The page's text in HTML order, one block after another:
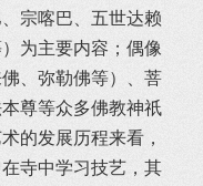
宗喀巴、五世达赖
为主要内容；偶像
、弥勒佛等）、菩
尊等众多佛教神祇
的发展历程来看，
寺中学习技艺，其